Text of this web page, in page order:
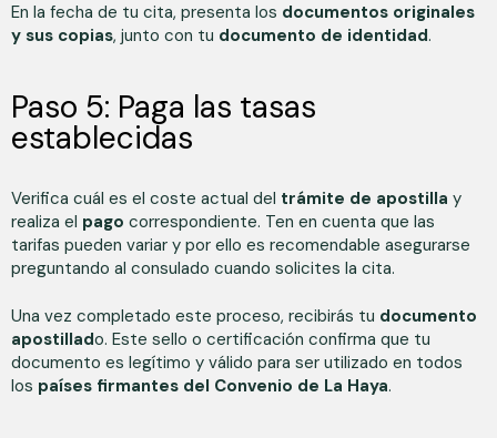
En la fecha de tu cita, presenta los documentos originales
y sus copias, junto con tu documento de identidad.
Paso 5: Paga las tasas
establecidas
Verifica cuál es el coste actual del trámite de apostilla y
realiza el pago correspondiente. Ten en cuenta que las
tarifas pueden variar y por ello es recomendable asegurarse
preguntando al consulado cuando solicites la cita.
Una vez completado este proceso, recibirás tu documento
apostillado. Este sello o certificación confirma que tu
documento es legítimo y válido para ser utilizado en todos
los países firmantes del Convenio de La Haya.